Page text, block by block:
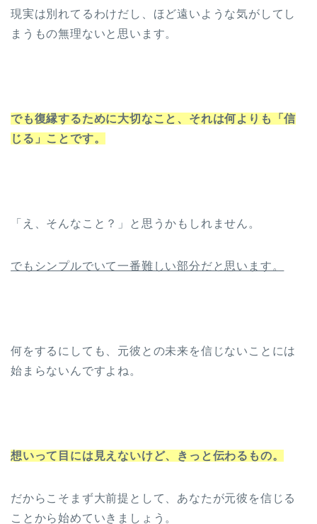
現実は別れてるわけだし、ほど遠いような気がしてし
まうもの無理ないと思います。
でも復縁するために大切なこと、それは何よりも「信
じる」ことです。
「え、そんなこと？」と思うかもしれません。
でもシンプルでいて一番難しい部分だと思います。
何をするにしても、元彼との未来を信じないことには
始まらないんですよね。
想いって目には見えないけど、きっと伝わるもの。
だからこそまず大前提として、あなたが元彼を信じる
ことから始めていきましょう。